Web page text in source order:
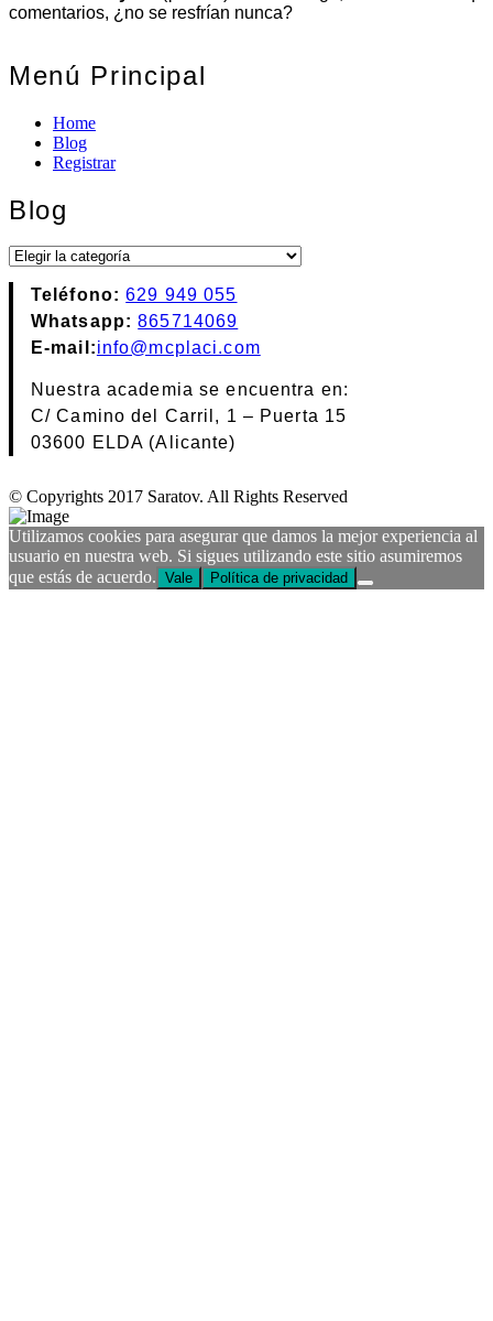
comentarios, ¿no se resfrían nunca?
Menú Principal
Home
Blog
Registrar
Blog
Blog
Teléfono:629 949 055
Whatsapp:865714069
E-mail:info@mcplaci.com
Nuestra academia se encuentra en:
C/ Camino del Carril, 1 – Puerta 15
03600 ELDA (Alicante)
© Copyrights 2017 Saratov. All Rights Reserved
Utilizamos cookies para asegurar que damos la mejor experiencia al
usuario en nuestra web. Si sigues utilizando este sitio asumiremos
que estás de acuerdo. Vale Política de privacidad